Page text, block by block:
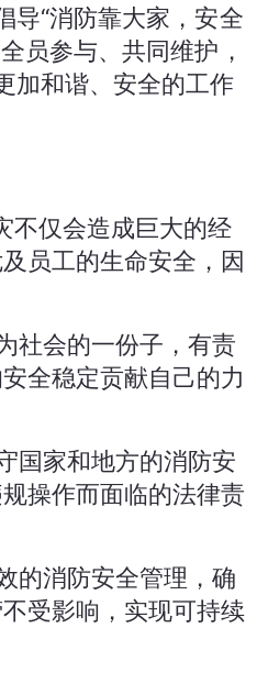
导“消防靠大家，安全
员参与、共同维护，
加和谐、安全的工作
不仅会造成巨大的经
员工的生命安全，因
社会的一份子，有责
全稳定贡献自己的力
国家和地方的消防安
操作而面临的法律责
的消防安全管理，确
受影响，实现可持续